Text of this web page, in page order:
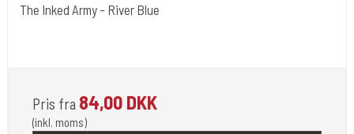
The Inked Army - River Blue
Pris fra 84,00 DKK
(inkl. moms)